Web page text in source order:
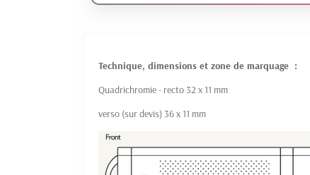
Technique, dimensions et zone de marquage :
Quadrichromie - recto 32 x 11 mm
verso (sur devis) 36 x 11 mm